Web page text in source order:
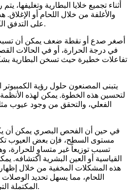
أثناء تجميع خلايا البطارية وتغليفها،
والأغلفة من خلال اللحام أو
على التدفق الكهربائي والسلامة الهيكلية.
أصغر صدع أو نقطة ضعف يمكن أن تسبب
في درجة الحرارة، أو في الحالات
تفاعلات خطيرة حيث تسخن البطارية
يتبنى المصنعون حلول رؤية الكمبيوتر
لتحسين هذه الخطوة. يمكن لهذه
الفعلي، والتحقق من وجود عيوب
في حين أن الفحص البصري يمكن
مستوى السطح، فإن بعض العيوب
تسبب توزيعاً غير متساوٍ للحرارة،
القياسية أو العين البشرية اكتشافه.
هذه المشكلات المخفية من خلال إظهار
اللحام، مما يسهل تحديد
المكتملة التي قد تؤدي إلى فشل لاحقاً.